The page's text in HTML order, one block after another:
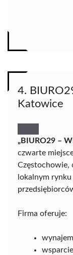
4.
Katowice
„BIURO29 –
czwarte
Częstochowie,
lokalnym
Firma oferuje: